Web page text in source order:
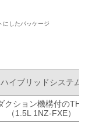
にしたパッケージ
ハイブリッドシステム
クション機構付の
（1.5L 1NZ-FXE）